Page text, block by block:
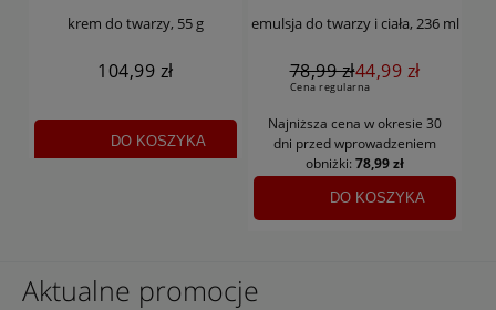
krem do twarzy, 55 g
104,99 zł
DO KOSZYKA
emulsja do twarzy i ciała, 236 ml
78,99 zł
Cena regularna
44,99 zł
Najniższa cena w okresie 30
dni przed wprowadzeniem
obniżki: 78,99 zł
DO KOSZYKA
Aktualne promocje